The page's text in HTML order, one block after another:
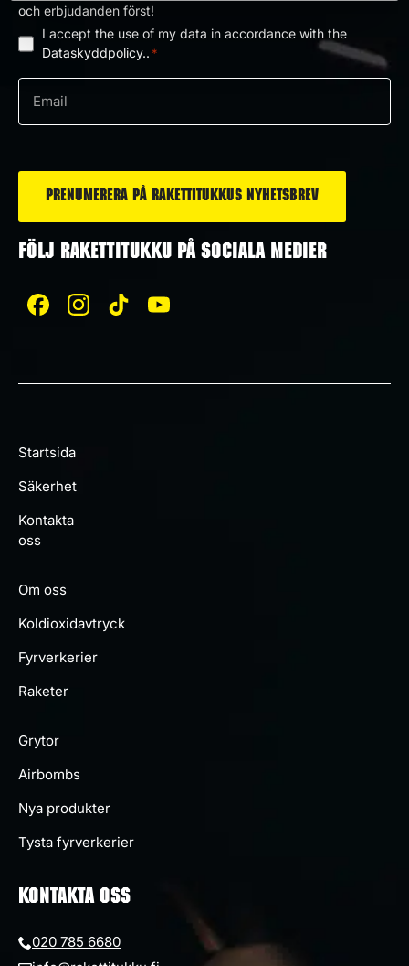
och erbjudanden först!
Dataskyddpolicy
*
I accept the use of my data in accordance with the
Dataskyddpolicy.. *
post
FÖLJ RAKETTITUKKU PÅ SOCIALA MEDIER
Startsida
Säkerhet
Kontakta
oss
Om oss
Koldioxidavtryck
Fyrverkerier
Raketer
Grytor
Airbombs
Nya produkter
Tysta fyrverkerier
KONTAKTA OSS
020 785 6680